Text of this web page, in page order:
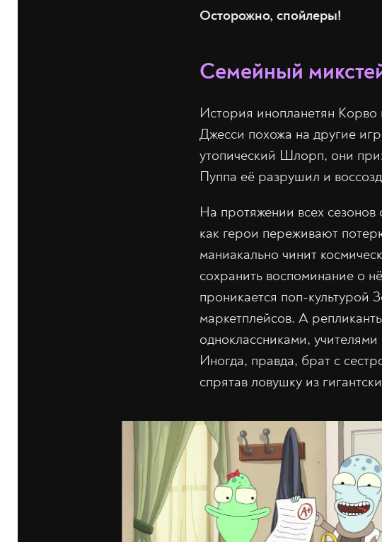
Осторожно, спойлеры!
Семейный
История инопланетян
Джесси похожа на другие
утопический Шлорп, они
Пуппа её разрушил и
На протяжении всех
как герои переживают
маниакально чинит
сохранить воспоминание о
проникается поп-культурой
маркетплейсов. А
одноклассниками,
Иногда, правда, брат с
спрятав ловушку из